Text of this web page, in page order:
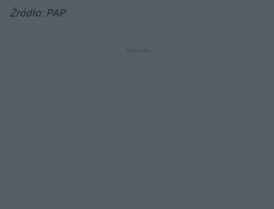
Źródło: PAP